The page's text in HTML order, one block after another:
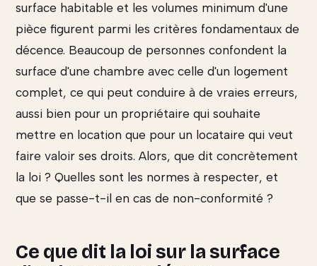
surface habitable et les volumes minimum d'une
pièce figurent parmi les critères fondamentaux de
décence. Beaucoup de personnes confondent la
surface d'une chambre avec celle d'un logement
complet, ce qui peut conduire à de vraies erreurs,
aussi bien pour un propriétaire qui souhaite
mettre en location que pour un locataire qui veut
faire valoir ses droits. Alors, que dit concrètement
la loi ? Quelles sont les normes à respecter, et
que se passe-t-il en cas de non-conformité ?
Ce que dit la loi sur la surface